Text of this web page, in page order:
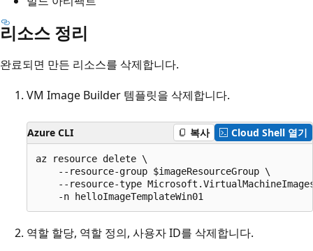
리소스 정리
완료되면 만든 리소스를 삭제합니다.
VM Image Builder 템플릿을 삭제합니다.
Azure CLI 복사 Cloud Shell 열기
az resource delete \
    --resource-group $imageResourceGroup \
--resource-type
역할 할당, 역할 정의, 사용자 ID를 삭제합니다.